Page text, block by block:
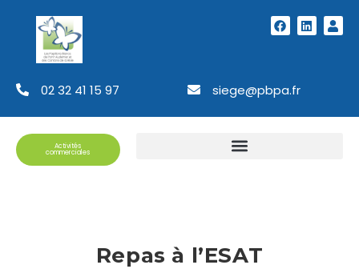
02 32 41 15 97 siege@pbpa.fr
Activités
commerciales
Repas à l’ESAT